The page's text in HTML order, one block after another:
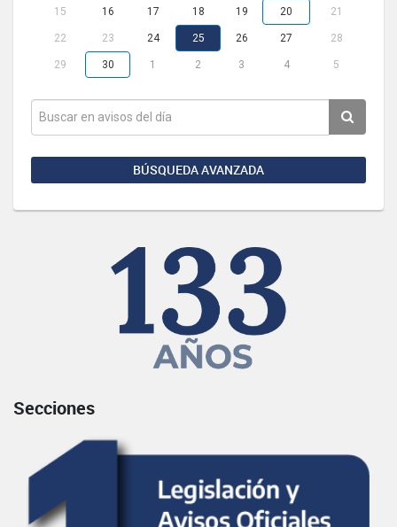
15 16 17 18 19 20 21
22 23 24 25 26 27 28
29 30 1 2 3 4 5
BÚSQUEDA AVANZADA
Secciones